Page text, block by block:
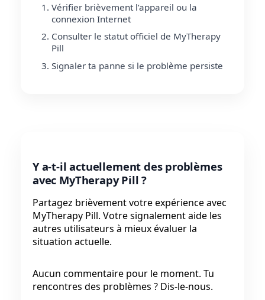
Vérifier brièvement l’appareil ou la
connexion Internet
Consulter le statut officiel de MyTherapy
Pill
Signaler ta panne si le problème persiste
Y a-t-il actuellement des problèmes
avec MyTherapy Pill ?
Partagez brièvement votre expérience avec
MyTherapy Pill. Votre signalement aide les
autres utilisateurs à mieux évaluer la
situation actuelle.
Aucun commentaire pour le moment. Tu
rencontres des problèmes ? Dis-le-nous.